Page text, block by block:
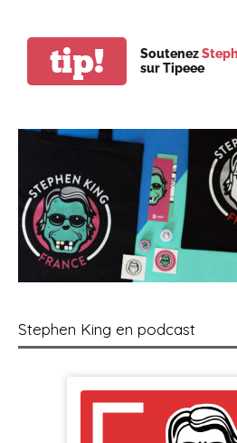
tip! Soutenez
sur Tipeee
Stephen King en podcast